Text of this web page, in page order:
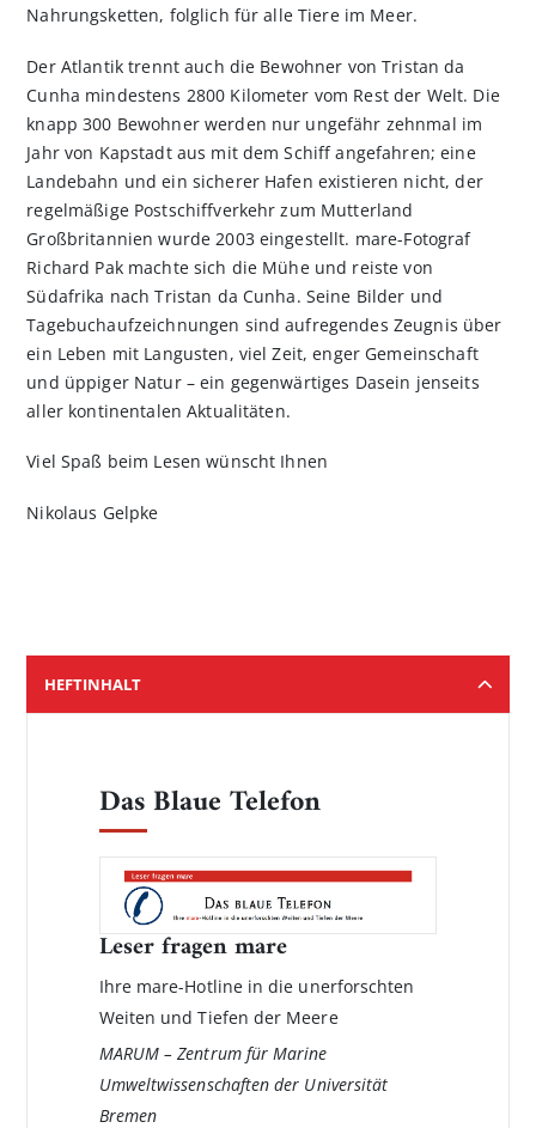
Nahrungsketten, folglich für alle Tiere im Meer.
Der Atlantik trennt auch die Bewohner von Tristan da
Cunha mindestens 2800 Kilometer vom Rest der Welt. Die
knapp 300 Bewohner werden nur ungefähr zehnmal im
Jahr von Kapstadt aus mit dem Schiff angefahren; eine
Landebahn und ein sicherer Hafen existieren nicht, der
regelmäßige Postschiffverkehr zum Mutterland
Großbritannien wurde 2003 eingestellt. mare-Fotograf
Richard Pak machte sich die Mühe und reiste von
Südafrika nach Tristan da Cunha. Seine Bilder und
Tagebuchaufzeichnungen sind aufregendes Zeugnis über
ein Leben mit Langusten, viel Zeit, enger Gemeinschaft
und üppiger Natur – ein gegenwärtiges Dasein jenseits
aller kontinentalen Aktualitäten.
Viel Spaß beim Lesen wünscht Ihnen
Nikolaus Gelpke
HEFTINHALT
Das Blaue Telefon
Leser fragen mare
Ihre mare-Hotline in die unerforschten
Weiten und Tiefen der Meere
MARUM – Zentrum für Marine
Umweltwissenschaften der Universität
Bremen